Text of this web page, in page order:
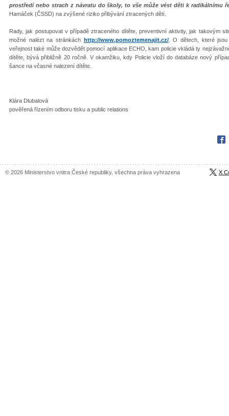
prostředí nebo strach z návratu do školy, to vše může vést děti k radikálnímu
Hamáček (ČSSD) na zvýšené riziko přibývání ztracených dětí.
Rady, jak postupovat v případě ztraceného dítěte, preventivní aktivity, jak takovým
možné nalézt na stránkách http://www.pomoztemenajit.cz/. O dětech, které
veřejnost také může dozvědět pomocí aplikace ECHO, kam policie vkládá ty
dítěte, bývá přibližně 20 ročně. V okamžiku, kdy Policie vloží do databáze nový
šance na včasné nalezení dítěte.
Klára Dlubalová
pověřená řízením odboru tisku a public relations
© 2026 Ministerstvo vnitra České republiky, všechna práva vyhrazena X